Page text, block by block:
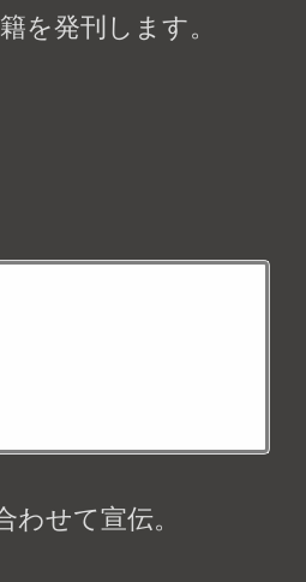
を発刊します。
せて宣伝。